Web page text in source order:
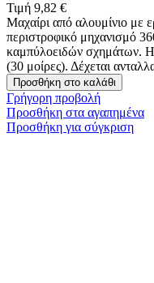
Τιμή 9,82 €
Μαχαίρι από αλουμίνιο με
περιστροφικό μηχανισμό
καμπύλοειδών σχημάτων. Η
(30 μοίρες). Δέχεται
Προσθήκη στο καλάθι
Γρήγορη προβολή
Προσθήκη στα αγαπημένα
Προσθήκη για σύγκριση